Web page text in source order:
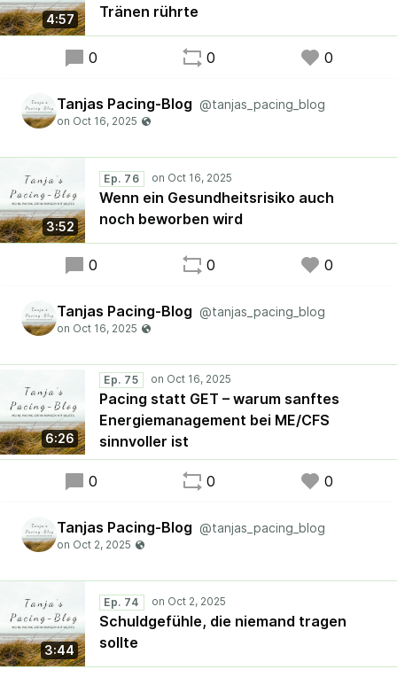
4:57
Tränen rührte
0 0 0
Tanjas Pacing-Blog @tanjas_pacing_blog
3:52
Ep. 76
Wenn ein Gesundheitsrisiko auch
noch beworben wird
0 0 0
Tanjas Pacing-Blog @tanjas_pacing_blog
6:26
Ep. 75
Pacing statt GET – warum sanftes
Energiemanagement bei ME/CFS
sinnvoller ist
0 0 0
Tanjas Pacing-Blog @tanjas_pacing_blog
3:44
Ep. 74
Schuldgefühle, die niemand tragen
sollte